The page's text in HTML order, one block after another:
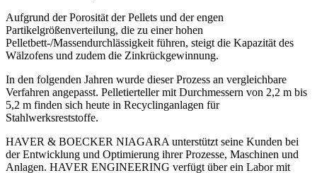
Aufgrund der Porosität der Pellets und der engen
Partikelgrößenverteilung, die zu einer hohen
Pelletbett-/Massendurchlässigkeit führen, steigt die Kapazität des
Wälzofens und zudem die Zinkrückgewinnung.
In den folgenden Jahren wurde dieser Prozess an vergleichbare
Verfahren angepasst. Pelletierteller mit Durchmessern von 2,2 m bis
5,2 m finden sich heute in Recyclinganlagen für
Stahlwerksreststoffe.
HAVER & BOECKER NIAGARA unterstützt seine Kunden bei
der Entwicklung und Optimierung ihrer Prozesse, Maschinen und
Anlagen. HAVER ENGINEERING verfügt über ein Labor mit